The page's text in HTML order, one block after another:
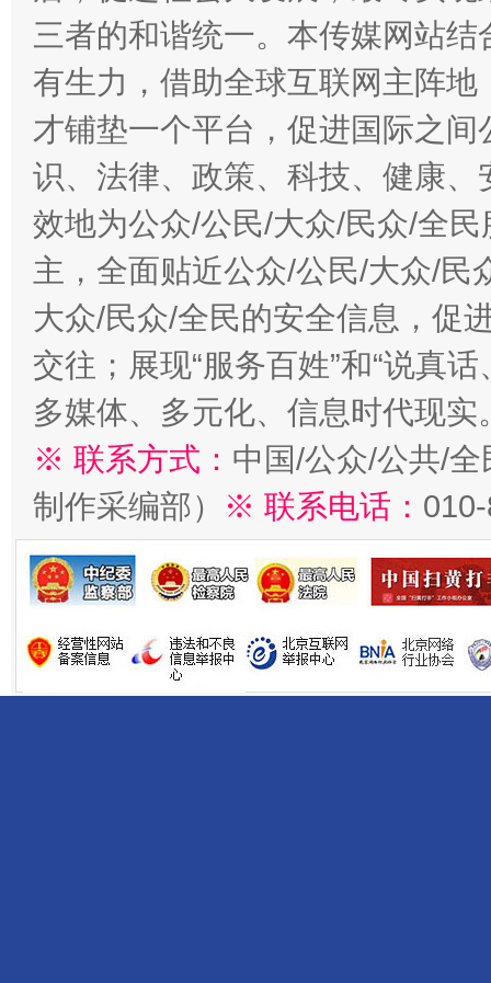
三者的和谐统一。本传媒网站
有生力，借助全球互联网主阵
才铺垫一个平台，促进国际之
识、法律、政策、科技、健康
效地为公众/公民/大众/民众/全
主，全面贴近公众/公民/大众/民
大众/民众/全民的安全信息，促
交往；展现“服务百姓”和“说真
多媒体、多元化、信息时代现实
※ 联系方式： 中国/公众/公共/
制作采编部）
※ 联系电话：